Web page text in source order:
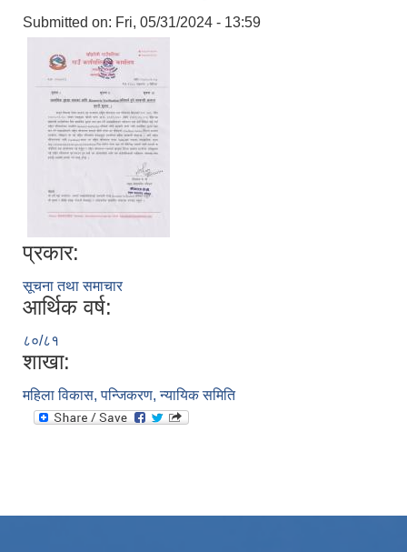
Submitted on: Fri, 05/31/2024 - 13:59
प्रकार:
सूचना तथा समाचार
आर्थिक वर्ष:
८०/८१
शाखा:
महिला विकास, पन्जिकरण, न्यायिक समिति